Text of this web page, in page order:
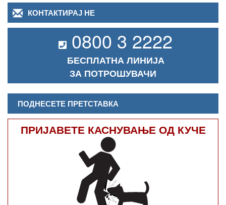
КОНТАКТИРАЈ НЕ
0800 3 2222
БЕСПЛАТНА ЛИНИЈА
ЗА ПОТРОШУВАЧИ
ПОДНЕСЕТЕ ПРЕТСТАВКА
ПРИЈАВЕТЕ КАСНУВАЊЕ ОД КУЧЕ